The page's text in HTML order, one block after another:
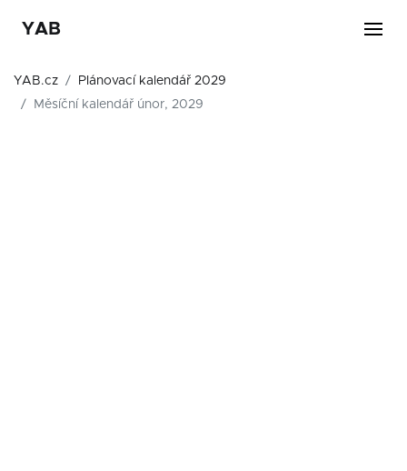
YAB
YAB.cz
Plánovací kalendář 2029
Měsíční kalendář únor, 2029